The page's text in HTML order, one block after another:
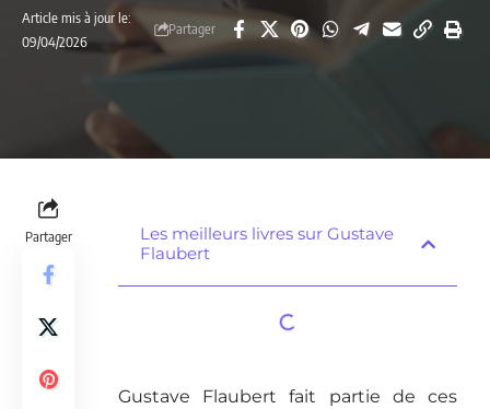
Article mis à jour le:
09/04/2026
Partager
Partager
Les meilleurs livres sur Gustave
Flaubert
Gustave Flaubert fait partie de ces